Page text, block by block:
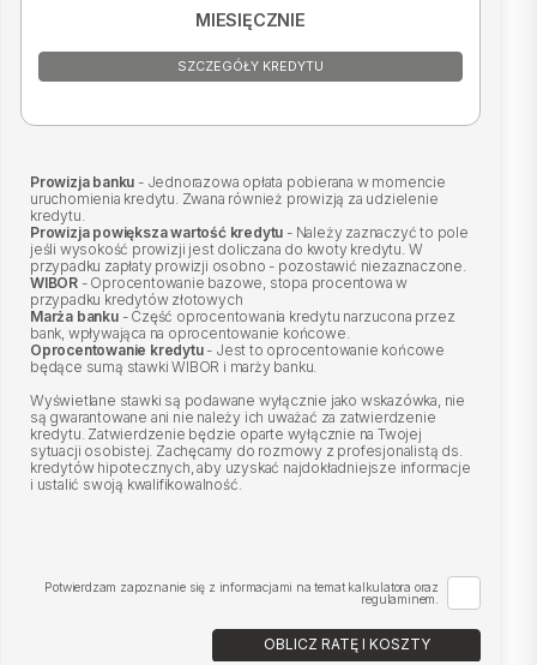
MIESIĘCZNIE
SZCZEGÓŁY KREDYTU
Prowizja banku - Jednorazowa opłata pobierana w momencie
uruchomienia kredytu. Zwana również prowizją za udzielenie
kredytu.
Prowizja powiększa wartość kredytu - Należy zaznaczyć to pole
jeśli wysokość prowizji jest doliczana do kwoty kredytu. W
przypadku zapłaty prowizji osobno - pozostawić niezaznaczone.
WIBOR - Oprocentowanie bazowe, stopa procentowa w
przypadku kredytów złotowych
Marża banku- Część oprocentowania kredytu narzucona przez
bank, wpływająca na oprocentowanie końcowe.
Oprocentowanie kredytu- Jest to oprocentowanie końcowe
będące sumą stawki WIBOR i marży banku.
Wyświetlane stawki są podawane wyłącznie jako wskazówka, nie
są gwarantowane ani nie należy ich uważać za zatwierdzenie
kredytu. Zatwierdzenie będzie oparte wyłącznie na Twojej
sytuacji osobistej. Zachęcamy do rozmowy z profesjonalistą ds.
kredytów hipotecznych, aby uzyskać najdokładniejsze informacje
i ustalić swoją kwalifikowalność.
Potwierdzam zapoznanie się z informacjami na temat kalkulatora oraz
regulaminem.
OBLICZ RATĘ I KOSZTY